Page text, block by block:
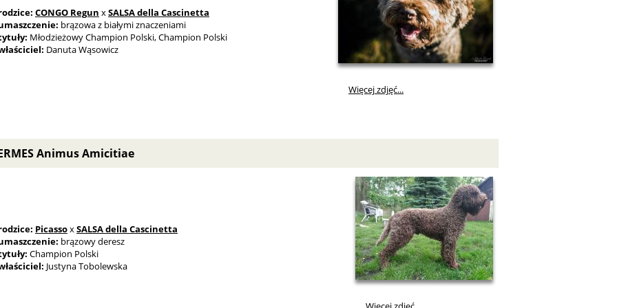
CONGO Regun xSALSA della Cascinetta
brązowa z białymi znaczeniami
Młodzieżowy Champion Polski, Champion Polski
Danuta Wąsowicz
Więcej zdjęć...
Animus Amicitiae
PicassoxSALSA della Cascinetta
brązowy deresz
Champion Polski
Justyna Tobolewska